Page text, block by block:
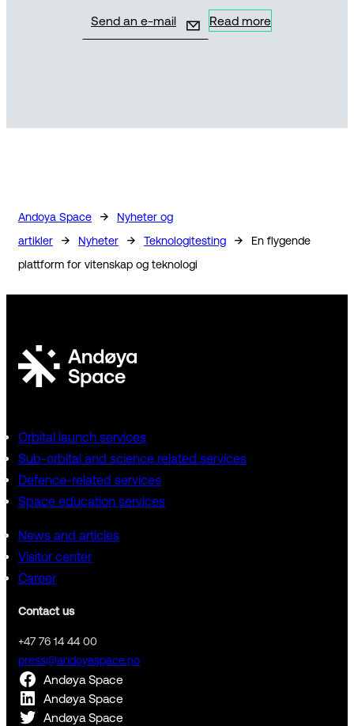
Send an e-mail Read more
Andoya Space →
Nyheter og
artikler
→ Nyheter → Teknologitesting →
En flygende
plattform for vitenskap og teknologi
Orbital launch services
Sub-orbital and science related services
Defence-related services
Space education services
News and articles
Visitor center
Career
Contact us
+47 76 14 44 00
press@andoyaspace.no
Andøya Space
Andøya Space
Andøya Space